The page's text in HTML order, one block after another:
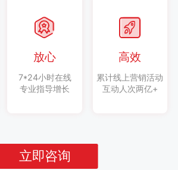
放心
7*24小时在线
专业指导增长
高效
累计线上营销活动
互动人次两亿+
立即咨询